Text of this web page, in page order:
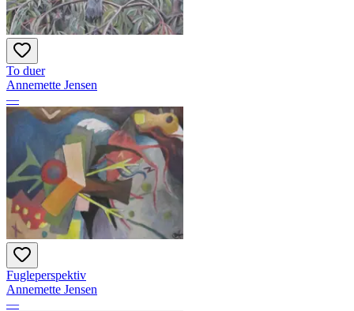
To duer
Annemette Jensen
—
Fugleperspektiv
Annemette Jensen
—